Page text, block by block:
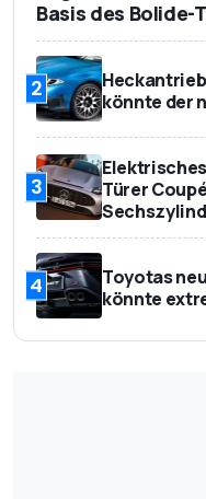
Basis des Bolide-
2
könnte der
3
Türer
4
Toyotas
könnte